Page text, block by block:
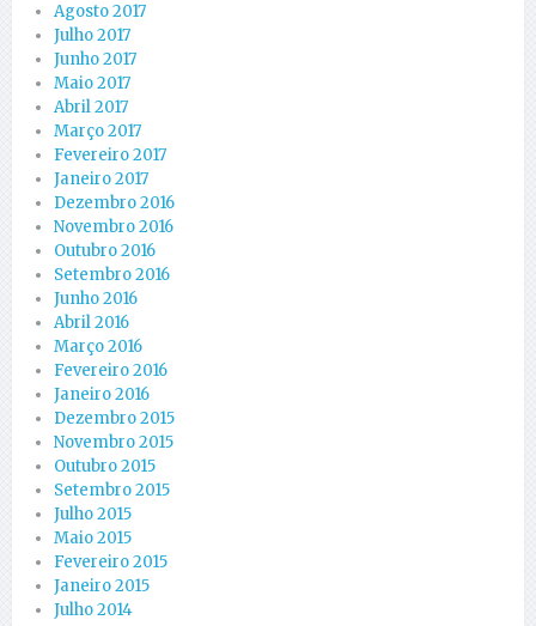
Agosto 2017
Julho 2017
Junho 2017
Maio 2017
Abril 2017
Março 2017
Fevereiro 2017
Janeiro 2017
Dezembro 2016
Novembro 2016
Outubro 2016
Setembro 2016
Junho 2016
Abril 2016
Março 2016
Fevereiro 2016
Janeiro 2016
Dezembro 2015
Novembro 2015
Outubro 2015
Setembro 2015
Julho 2015
Maio 2015
Fevereiro 2015
Janeiro 2015
Julho 2014